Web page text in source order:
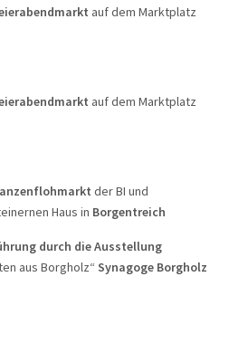
auf dem Marktplatz
auf dem Marktplatz
der BI und
Haus in Borgentreich
durch die Ausstellung
aus Borgholz“ Synagoge Borgholz